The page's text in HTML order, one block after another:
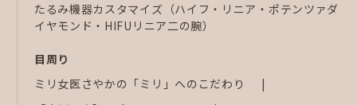
たるみ機器カスタマイズ（ハイフ・リニア・ポテンツァダ
イヤモンド・HIFUリニア二の腕）
目周り
ミリ女医さやかの「ミリ」へのこだわり